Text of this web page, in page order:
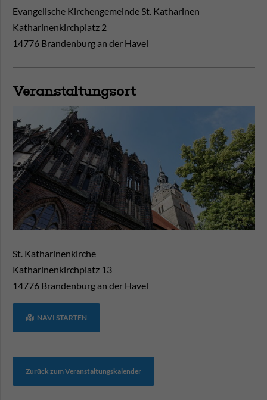
Evangelische Kirchengemeinde St. Katharinen
Katharinenkirchplatz 2
14776 Brandenburg an der Havel
Veranstaltungsort
St. Katharinenkirche
Katharinenkirchplatz 13
14776 Brandenburg an der Havel
NAVI STARTEN
Zurück zum Veranstaltungskalender